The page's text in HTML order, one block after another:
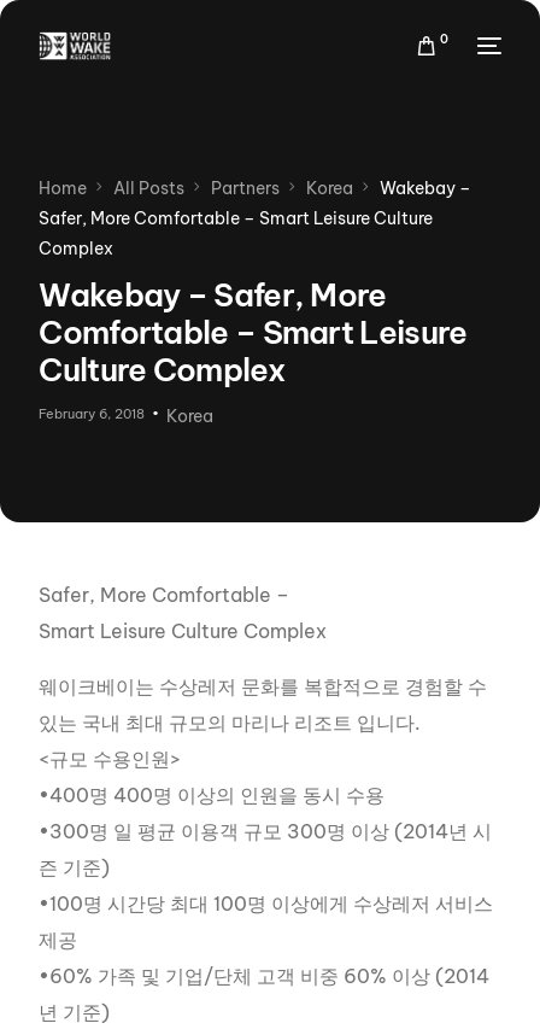
0
Home All Posts Partners Korea
Wakebay –
Safer, More Comfortable – Smart Leisure Culture
Complex
Wakebay – Safer, More
Comfortable – Smart Leisure
Culture Complex
February 6, 2018 Korea
Safer, More Comfortable –
Smart Leisure Culture Complex
웨이크베이는 수상레저 문화를 복합적으로 경험할 수
있는 국내 최대 규모의 마리나 리조트 입니다.
<규모 수용인원>
•400명 400명 이상의 인원을 동시 수용
•300명 일 평균 이용객 규모 300명 이상 (2014년 시
즌 기준)
•100명 시간당 최대 100명 이상에게 수상레저 서비스
제공
•60% 가족 및 기업/단체 고객 비중 60% 이상 (2014
년 기준)